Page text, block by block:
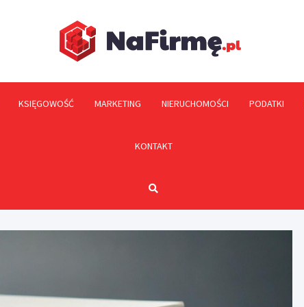
KSIĘGOWOŚĆ MARKETING NIERUCHOMOŚCI PODATKI
KONTAKT